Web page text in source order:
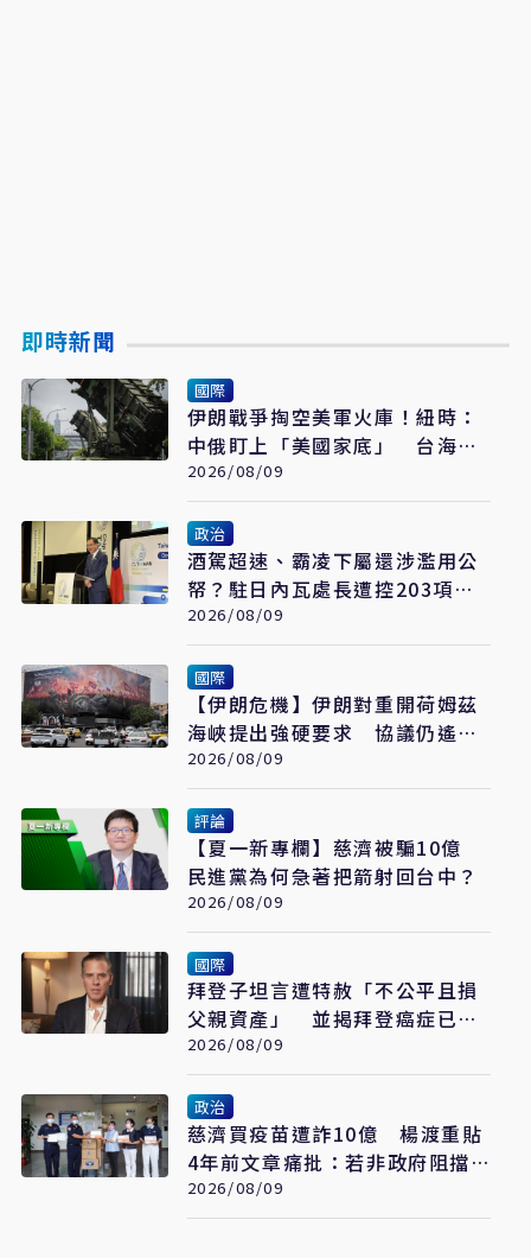
即時新聞
國際
伊朗戰爭掏空美軍火庫！紐時：
中俄盯上「美國家底」 台海戰
力恐成最大受害者
2026/08/09
政治
酒駕超速、霸凌下屬還涉濫用公
帑？駐日內瓦處長遭控203項爭
議 外交部啟動調查
2026/08/09
國際
【伊朗危機】伊朗對重開荷姆茲
海峽提出強硬要求 協議仍遙不
可及
2026/08/09
評論
【夏一新專欄】慈濟被騙10億
民進黨為何急著把箭射回台中？
2026/08/09
國際
拜登子坦言遭特赦「不公平且損
父親資產」 並揭拜登癌症已擴
散至骨骼
2026/08/09
政治
慈濟買疫苗遭詐10億 楊渡重貼
4年前文章痛批：若非政府阻擋
會這樣嗎？
2026/08/09